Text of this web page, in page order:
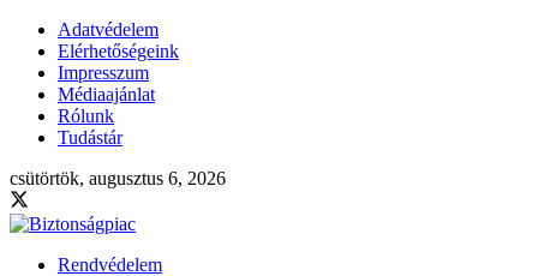
Adatvédelem
Elérhetőségeink
Impresszum
Médiaajánlat
Rólunk
Tudástár
csütörtök, augusztus 6, 2026
Rendvédelem